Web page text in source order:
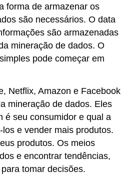
forma de armazenar os
são necessários. O data
são armazenadas
mineração de dados. O
pode começar em
Netflix, Amazon e Facebook
mineração de dados. Eles
é seu consumidor e qual a
e vender mais produtos.
produtos. Os meios
e encontrar tendências,
tomar decisões.